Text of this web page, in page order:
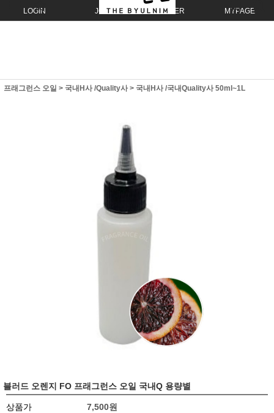
LOGIN JOIN ORDER MYPAGE
프래그런스 오일 > 국내H사 /Quality사> 국내H사 /국내Quality사 50ml~1L
블러드 오렌지 FO 프래그런스 오일 국내Q 용량별
상품가 7,500원